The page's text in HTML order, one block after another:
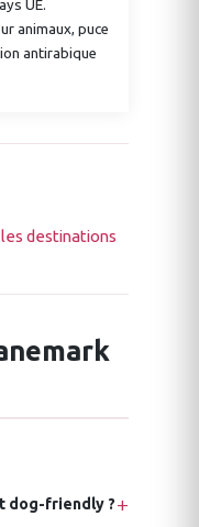
UE.
animaux, puce
antirabique
destinations
dog-friendly ?